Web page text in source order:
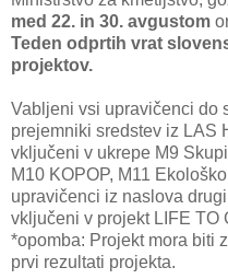
med 22. in 30. avgustom
Teden odprtih vrat
projektov.
Vabljeni vsi upravičenci do
prejemniki sredstev iz LAS
vključeni v ukrepe M9
M10 KOPOP, M11
upravičenci iz naslova
vključeni v projekt LIFE TO
*opomba: Projekt mora biti
prvi rezultati projekta.